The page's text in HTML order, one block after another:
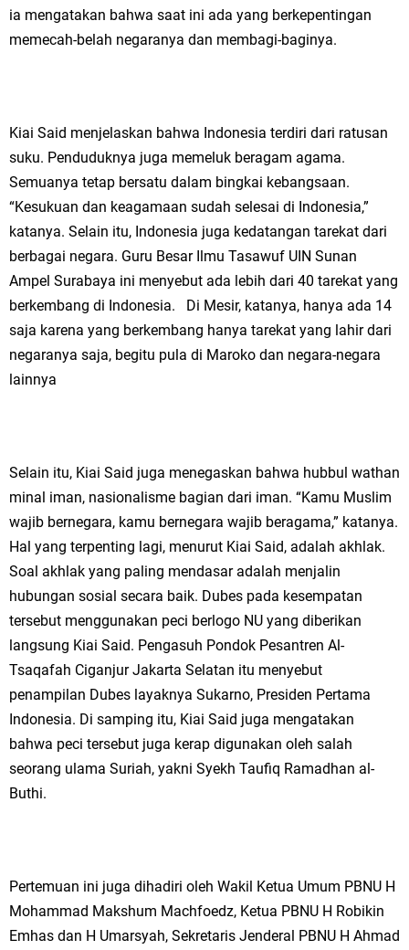
ia mengatakan bahwa saat ini ada yang berkepentingan
memecah-belah negaranya dan membagi-baginya.
Kiai Said menjelaskan bahwa Indonesia terdiri dari ratusan
suku. Penduduknya juga memeluk beragam agama.
Semuanya tetap bersatu dalam bingkai kebangsaan.
“Kesukuan dan keagamaan sudah selesai di Indonesia,”
katanya. Selain itu, Indonesia juga kedatangan tarekat dari
berbagai negara. Guru Besar Ilmu Tasawuf UIN Sunan
Ampel Surabaya ini menyebut ada lebih dari 40 tarekat yang
berkembang di Indonesia. Di Mesir, katanya, hanya ada 14
saja karena yang berkembang hanya tarekat yang lahir dari
negaranya saja, begitu pula di Maroko dan negara-negara
lainnya
Selain itu, Kiai Said juga menegaskan bahwa hubbul wathan
minal iman, nasionalisme bagian dari iman. “Kamu Muslim
wajib bernegara, kamu bernegara wajib beragama,” katanya.
Hal yang terpenting lagi, menurut Kiai Said, adalah akhlak.
Soal akhlak yang paling mendasar adalah menjalin
hubungan sosial secara baik. Dubes pada kesempatan
tersebut menggunakan peci berlogo NU yang diberikan
langsung Kiai Said. Pengasuh Pondok Pesantren Al-
Tsaqafah Ciganjur Jakarta Selatan itu menyebut
penampilan Dubes layaknya Sukarno, Presiden Pertama
Indonesia. Di samping itu, Kiai Said juga mengatakan
bahwa peci tersebut juga kerap digunakan oleh salah
seorang ulama Suriah, yakni Syekh Taufiq Ramadhan al-
Buthi.
Pertemuan ini juga dihadiri oleh Wakil Ketua Umum PBNU H
Mohammad Makshum Machfoedz, Ketua PBNU H Robikin
Emhas dan H Umarsyah, Sekretaris Jenderal PBNU H Ahmad